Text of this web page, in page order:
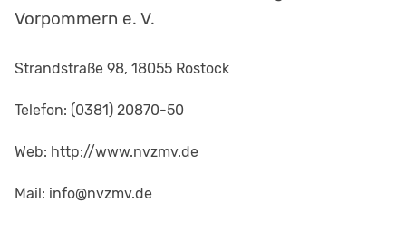
Vorpommern e. V.
Strandstraße 98, 18055 Rostock
Telefon: (0381) 20870-50
Web: http://www.nvzmv.de
Mail: info@nvzmv.de